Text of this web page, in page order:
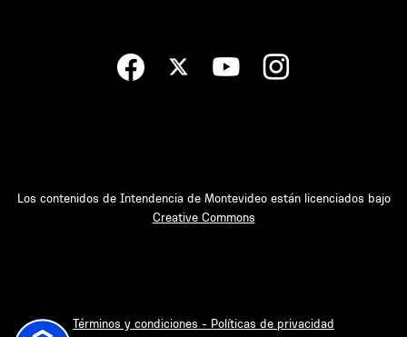
Los contenidos de Intendencia de Montevideo están licenciados bajo
Creative Commons
Términos y condiciones - Políticas de privacidad